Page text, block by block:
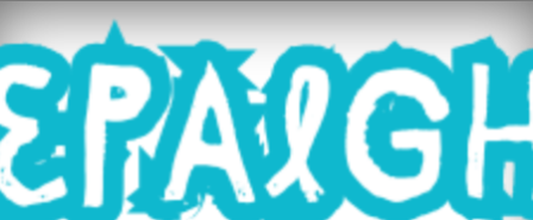
content
Mnepalghopa
Review Game